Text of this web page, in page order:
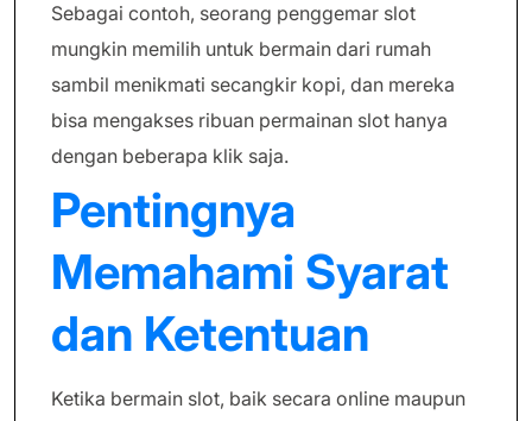
Sebagai contoh, seorang penggemar slot
mungkin memilih untuk bermain dari rumah
sambil menikmati secangkir kopi, dan mereka
bisa mengakses ribuan permainan slot hanya
dengan beberapa klik saja.
Pentingnya
Memahami Syarat
dan Ketentuan
Ketika bermain slot, baik secara online maupun